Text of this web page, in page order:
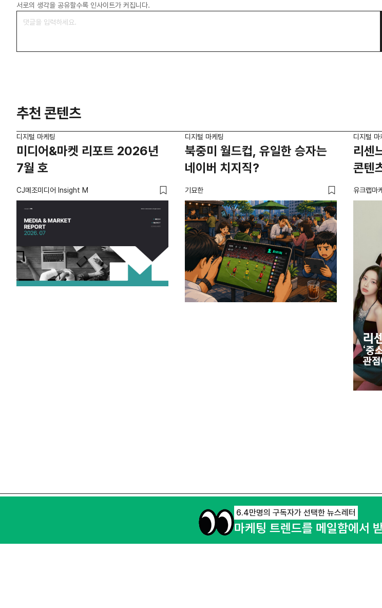
서로의 생각을 공유할수록 인사이트가 커집니다.
추천 콘텐츠
디지털 마케팅
미디어&마켓 리포트 2026년
7월 호
CJ메조미디어 Insight M
디지털 마케팅
북중미 월드컵, 유일한 승자는
네이버 치지직?
기묘한
디지털 마
리센
콘텐
유크랩마
마케팅 감각을 깨워 드릴게요!
6.4만명의 구독자가 선택한 뉴스레터
마케팅 트렌드를 메일함에서